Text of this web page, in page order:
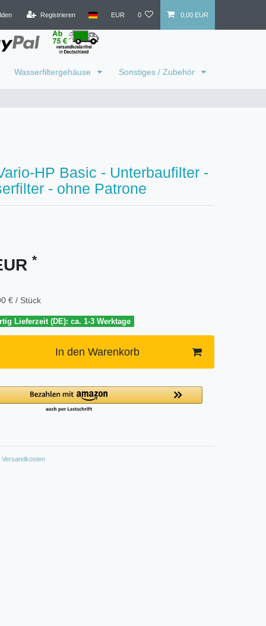
Registrieren EUR 0 0,00 EUR
Wasserfiltergehäuse Sonstiges / Zubehör
HP Basic - Unterbaufilter -
- ohne Patrone
*
€ / Stück
Lieferzeit (DE): ca. 1-3 Werktage
In den Warenkorb
Versandkosten